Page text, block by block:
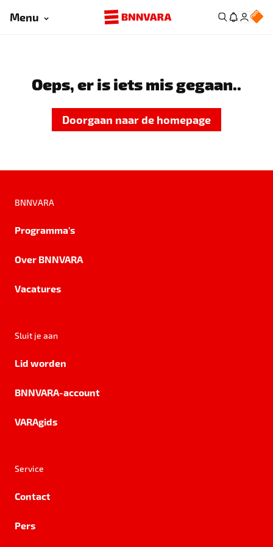
Menu
Oeps, er is iets mis gegaan..
Doorgaan naar de homepage
BNNVARA
Programma's
Over BNNVARA
Vacatures
Sluit je aan
Lid worden
BNNVARA-account
VARAgids
Service
Contact
Pers